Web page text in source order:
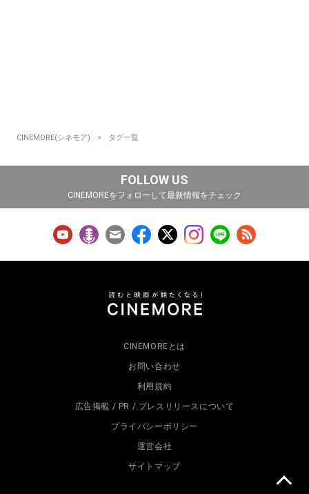
CINEMORE(シネモア) タグ一覧
FOLLOW US
CINEMOREをフォローして最新情報をチェック
CINEMOREとは
お問い合わせ
利用規約
広告掲載 / PR / プレスリリースについて
プライバシーポリシー
運営会社
サイトマップ